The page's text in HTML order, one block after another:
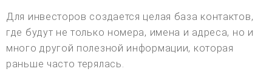
Для инвесторов создается целая база контактов,
где будут не только номера, имена и адреса, но и
много другой полезной информации, которая
раньше часто терялась.